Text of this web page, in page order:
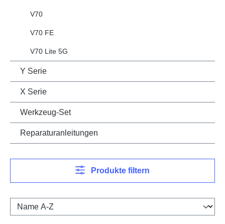
V70
V70 FE
V70 Lite 5G
Y Serie
X Serie
Werkzeug-Set
Reparaturanleitungen
Produkte filtern